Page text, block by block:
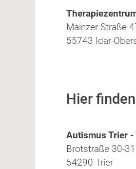
Mainzer Straße
55743 Idar-
Hier
Autismus Trier -
Brotstraße 30-31
54290 Trier